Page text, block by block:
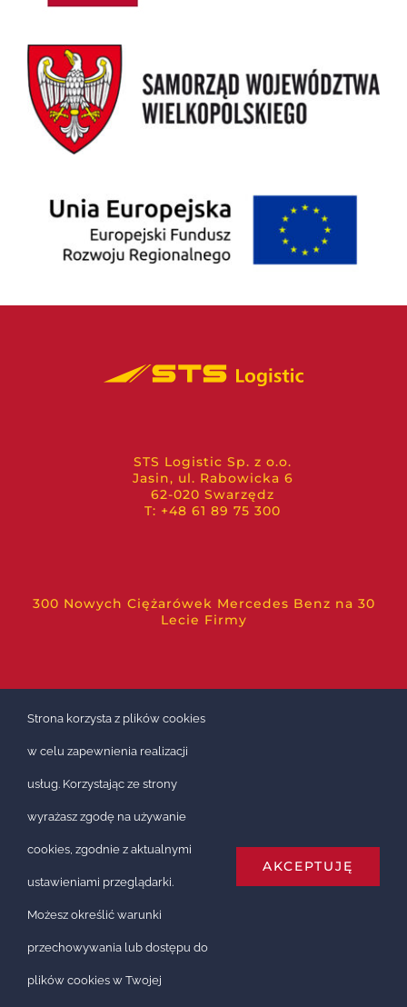
STS Logistic Sp. z o.o.
Jasin, ul. Rabowicka 6
62-020 Swarzędz
T: +48 61 89 75 300
300 Nowych Ciężarówek Mercedes Benz na 30
Lecie Firmy
© Wszystkie prawa zastrzeżone 2000 - 2026 | STS Logistic
Strona korzysta z plików cookies
w celu zapewnienia realizacji
usług. Korzystając ze strony
wyrażasz zgodę na używanie
cookies, zgodnie z aktualnymi
ustawieniami przeglądarki.
Możesz określić warunki
przechowywania lub dostępu do
plików cookies w Twojej
AKCEPTUJĘ